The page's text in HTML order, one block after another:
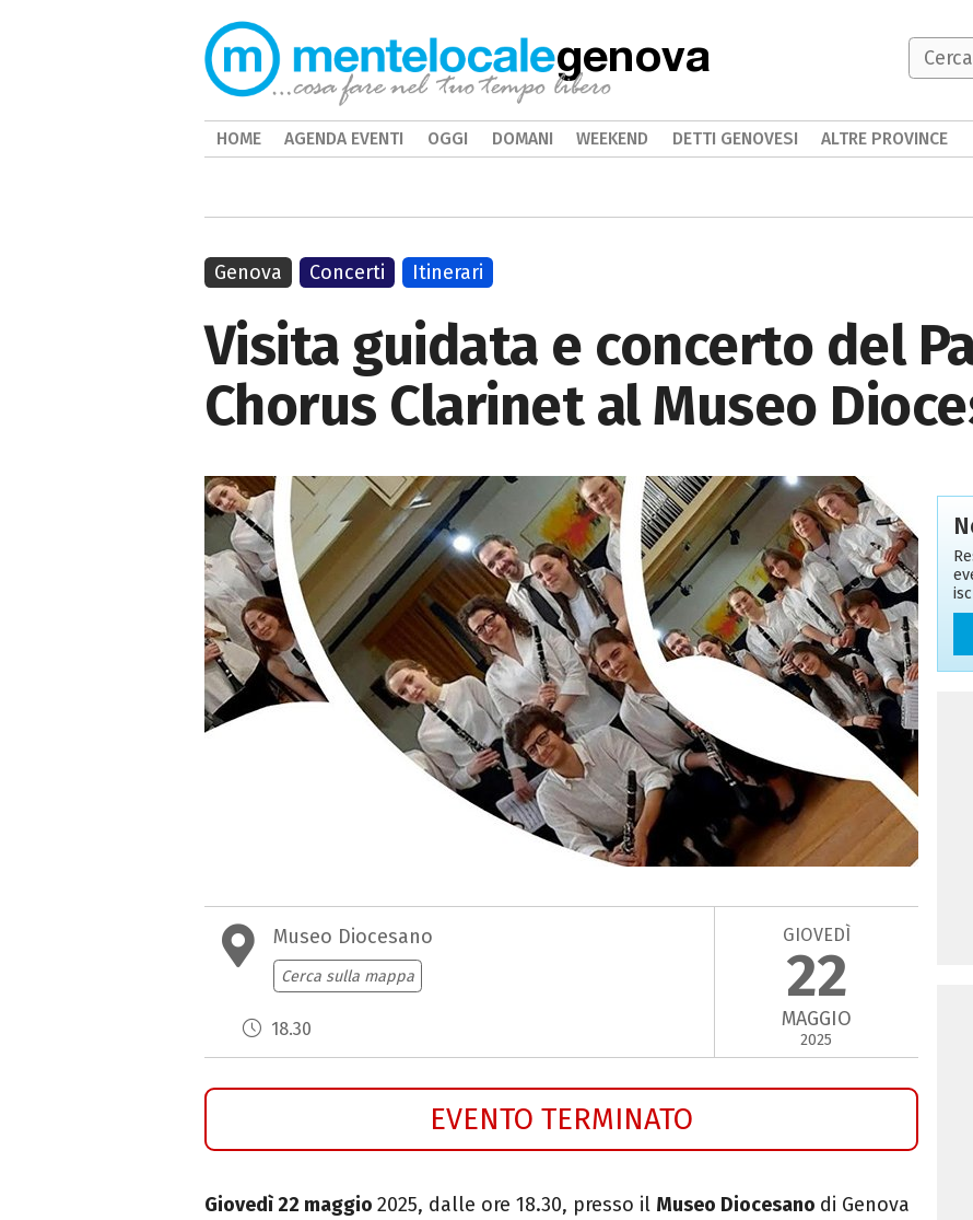
Visita guidata e concerto del
Chorus Clarinet al Museo
Museo Diocesano
Cerca sulla mappa
18.30
GIOVEDÌ
22
MAGGIO
2025
EVENTO TERMINATO
Giovedì 22 maggio 2025, dalle ore 18.30, presso il Museo Diocesano di Genova
Genova Concerti Itinerari
genova
HOME AGENDA EVENTI OGGI DOMANI WEEKEND DETTI GENOVESI ALTRE PROVINCE